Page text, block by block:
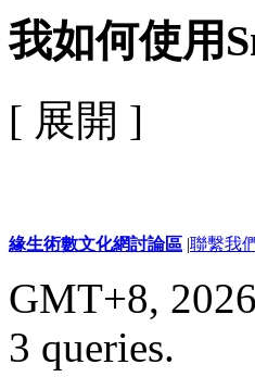
我如何使用
[ 展開 ]
緣生術數文化網討論區 |聯繫我
GMT+8,
3 queries.